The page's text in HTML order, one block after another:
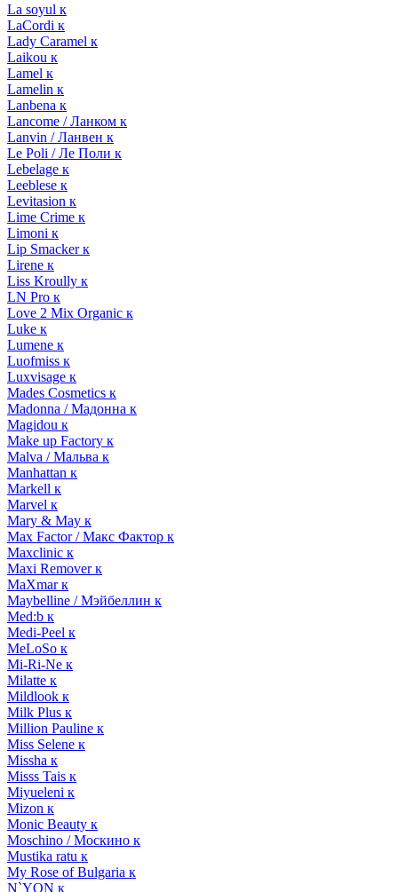
La soyul к
LaCordi к
Lady Caramel к
Laikou к
Lamel к
Lamelin к
Lanbena к
Lancome / Ланком к
Lanvin / Ланвен к
Le Poli / Ле Поли к
Lebelage к
Leeblese к
Levitasion к
Lime Crime к
Limoni к
Lip Smacker к
Lirene к
Liss Kroully к
LN Pro к
Love 2 Mix Organic к
Luke к
Lumene к
Luofmiss к
Luxvisage к
Mades Cosmetics к
Madonna / Мадонна к
Magidou к
Make up Factory к
Malva / Мальва к
Manhattan к
Markell к
Marvel к
Mary & May к
Max Factor / Макс Фактор к
Maxclinic к
Maxi Remover к
MaXmar к
Maybelline / Мэйбеллин к
Med:b к
Medi-Peel к
MeLoSo к
Mi-Ri-Ne к
Milatte к
Mildlook к
Milk Plus к
Million Pauline к
Miss Selene к
Missha к
Misss Tais к
Miyueleni к
Mizon к
Monic Beauty к
Moschino / Москино к
Mustika ratu к
My Rose of Bulgaria к
N`YON к